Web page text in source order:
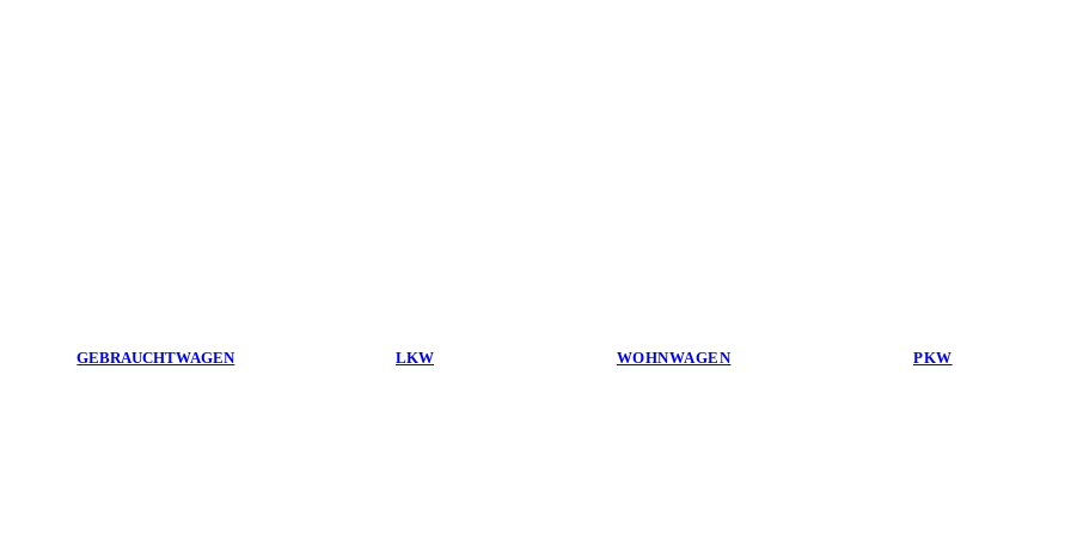
GEBRAUCHTWAGEN LKW WOHNWAGEN PKW